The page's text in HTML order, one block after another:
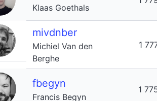
Klaas Goethals
mivdnber
Michiel Van den
Berghe
1
fbegyn
Francis Begyn
1